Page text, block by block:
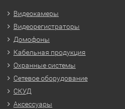
Видеокамеры
Видеорегистраторы
Домофоны
Кабельная продукция
Охранные системы
Сетевое оборудование
СКУД
Аксессуары